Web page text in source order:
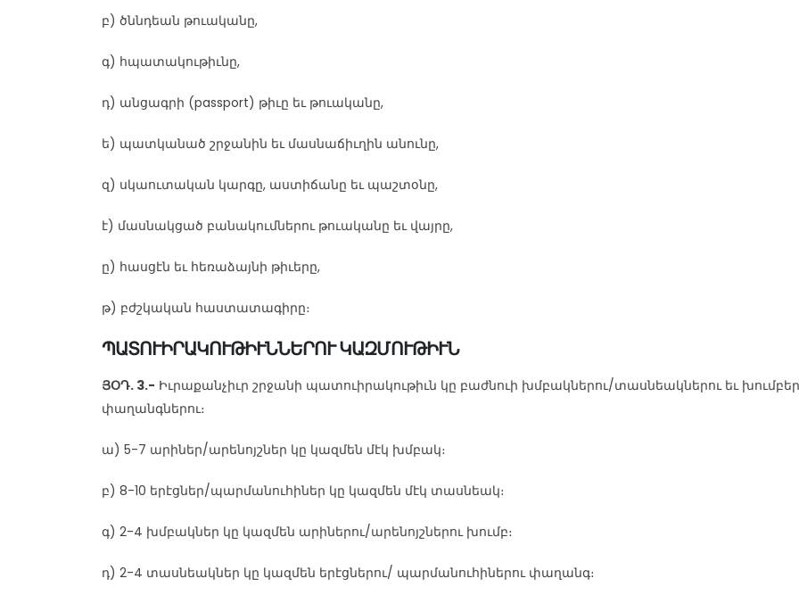
բ) ծննդեան թուականը,
գ) հպատակութիւնը,
դ) անցագրի (passport) թիւը եւ թուականը,
ե) պատկանած շրջանին եւ մասնաճիւղին անունը,
զ) սկաուտական կարգը, աստիճանը եւ պաշտօնը,
է) մասնակցած բանակումներու թուականը եւ վայրը,
ը) հասցէն եւ հեռաձայնի թիւերը,
թ) բժշկական հաստատագիրը։
ՊԱՏՈՒԻՐԱԿՈՒԹԻՒՆՆԵՐՈՒ ԿԱԶՄՈՒԹԻՒՆ
ՅՕԴ. 3.- Իւրաքանչիւր շրջանի պատուիրակութիւն կը բաժնուի խմբակներու/տասնեակներու եւ
փաղանգներու։
ա) 5-7 արիներ/արենոյշներ կը կազմեն մէկ խմբակ։
բ) 8-10 երէցներ/պարմանուհիներ կը կազմեն մէկ տասնեակ։
գ) 2-4 խմբակներ կը կազմեն արիներու/արենոյշներու խումբ։
դ) 2-4 տասնեակներ կը կազմեն երէցներու/ պարմանուհիներու փաղանգ։